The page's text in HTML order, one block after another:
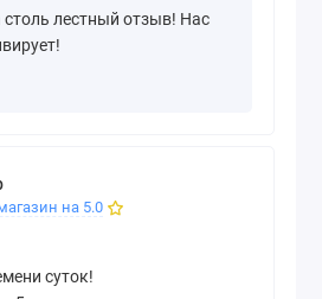
лестный отзыв! Нас
на 5.0
суток!